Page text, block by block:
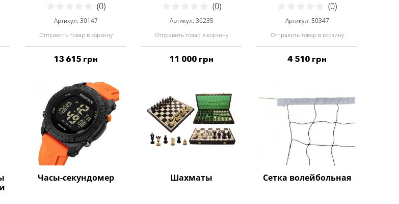
(0)
Артикул: 30147
Отправить товар в корзину
13 615 грн
(0)
Артикул: 36235
Отправить товар в корзину
11 000 грн
(0)
Артикул: 50347
Отправить товар в корзину
4 510 грн
Часы-секундомер Шахматы Сетка волейбольная